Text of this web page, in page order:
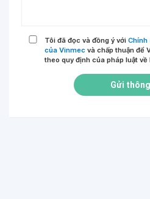
Tôi đã đọc và đồng ý với Chính
của Vinmec và chấp thuận để
theo quy định của pháp luật về
Gửi